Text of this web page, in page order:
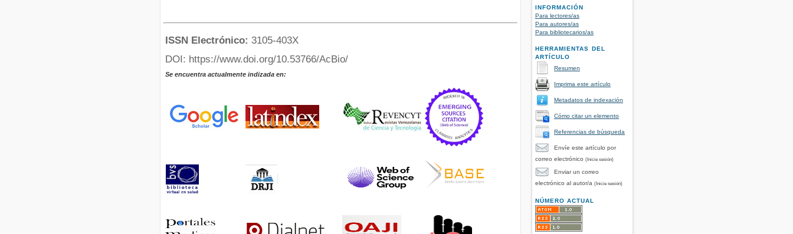
INFORMACIÓN
Para lectores/as
Para autores/as
Para bibliotecarios/as
HERRAMIENTAS DEL
ARTÍCULO
Resumen
Imprima este artículo
Metadatos de indexación
Cómo citar un elemento
Referencias de búsqueda
Envíe este artículo por
correo electrónico (Inicie sesión)
Enviar un correo
electrónico al autor/a (Inicie sesión)
NÚMERO ACTUAL
ISSN Electrónico: 3105-403X
DOI: https://www.doi.org/10.53766/AcBio/
Se encuentra actualmente indizada en: